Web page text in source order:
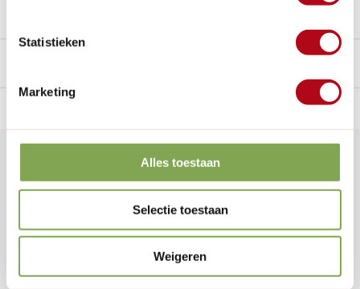
Statistieken
Marketing
Alles toestaan
Selectie toestaan
Weigeren
de tuinspecialist
Klantenservice
Veelgestelde vragen
0346 218 111
info@dewiltfang.nl
+31 640511932